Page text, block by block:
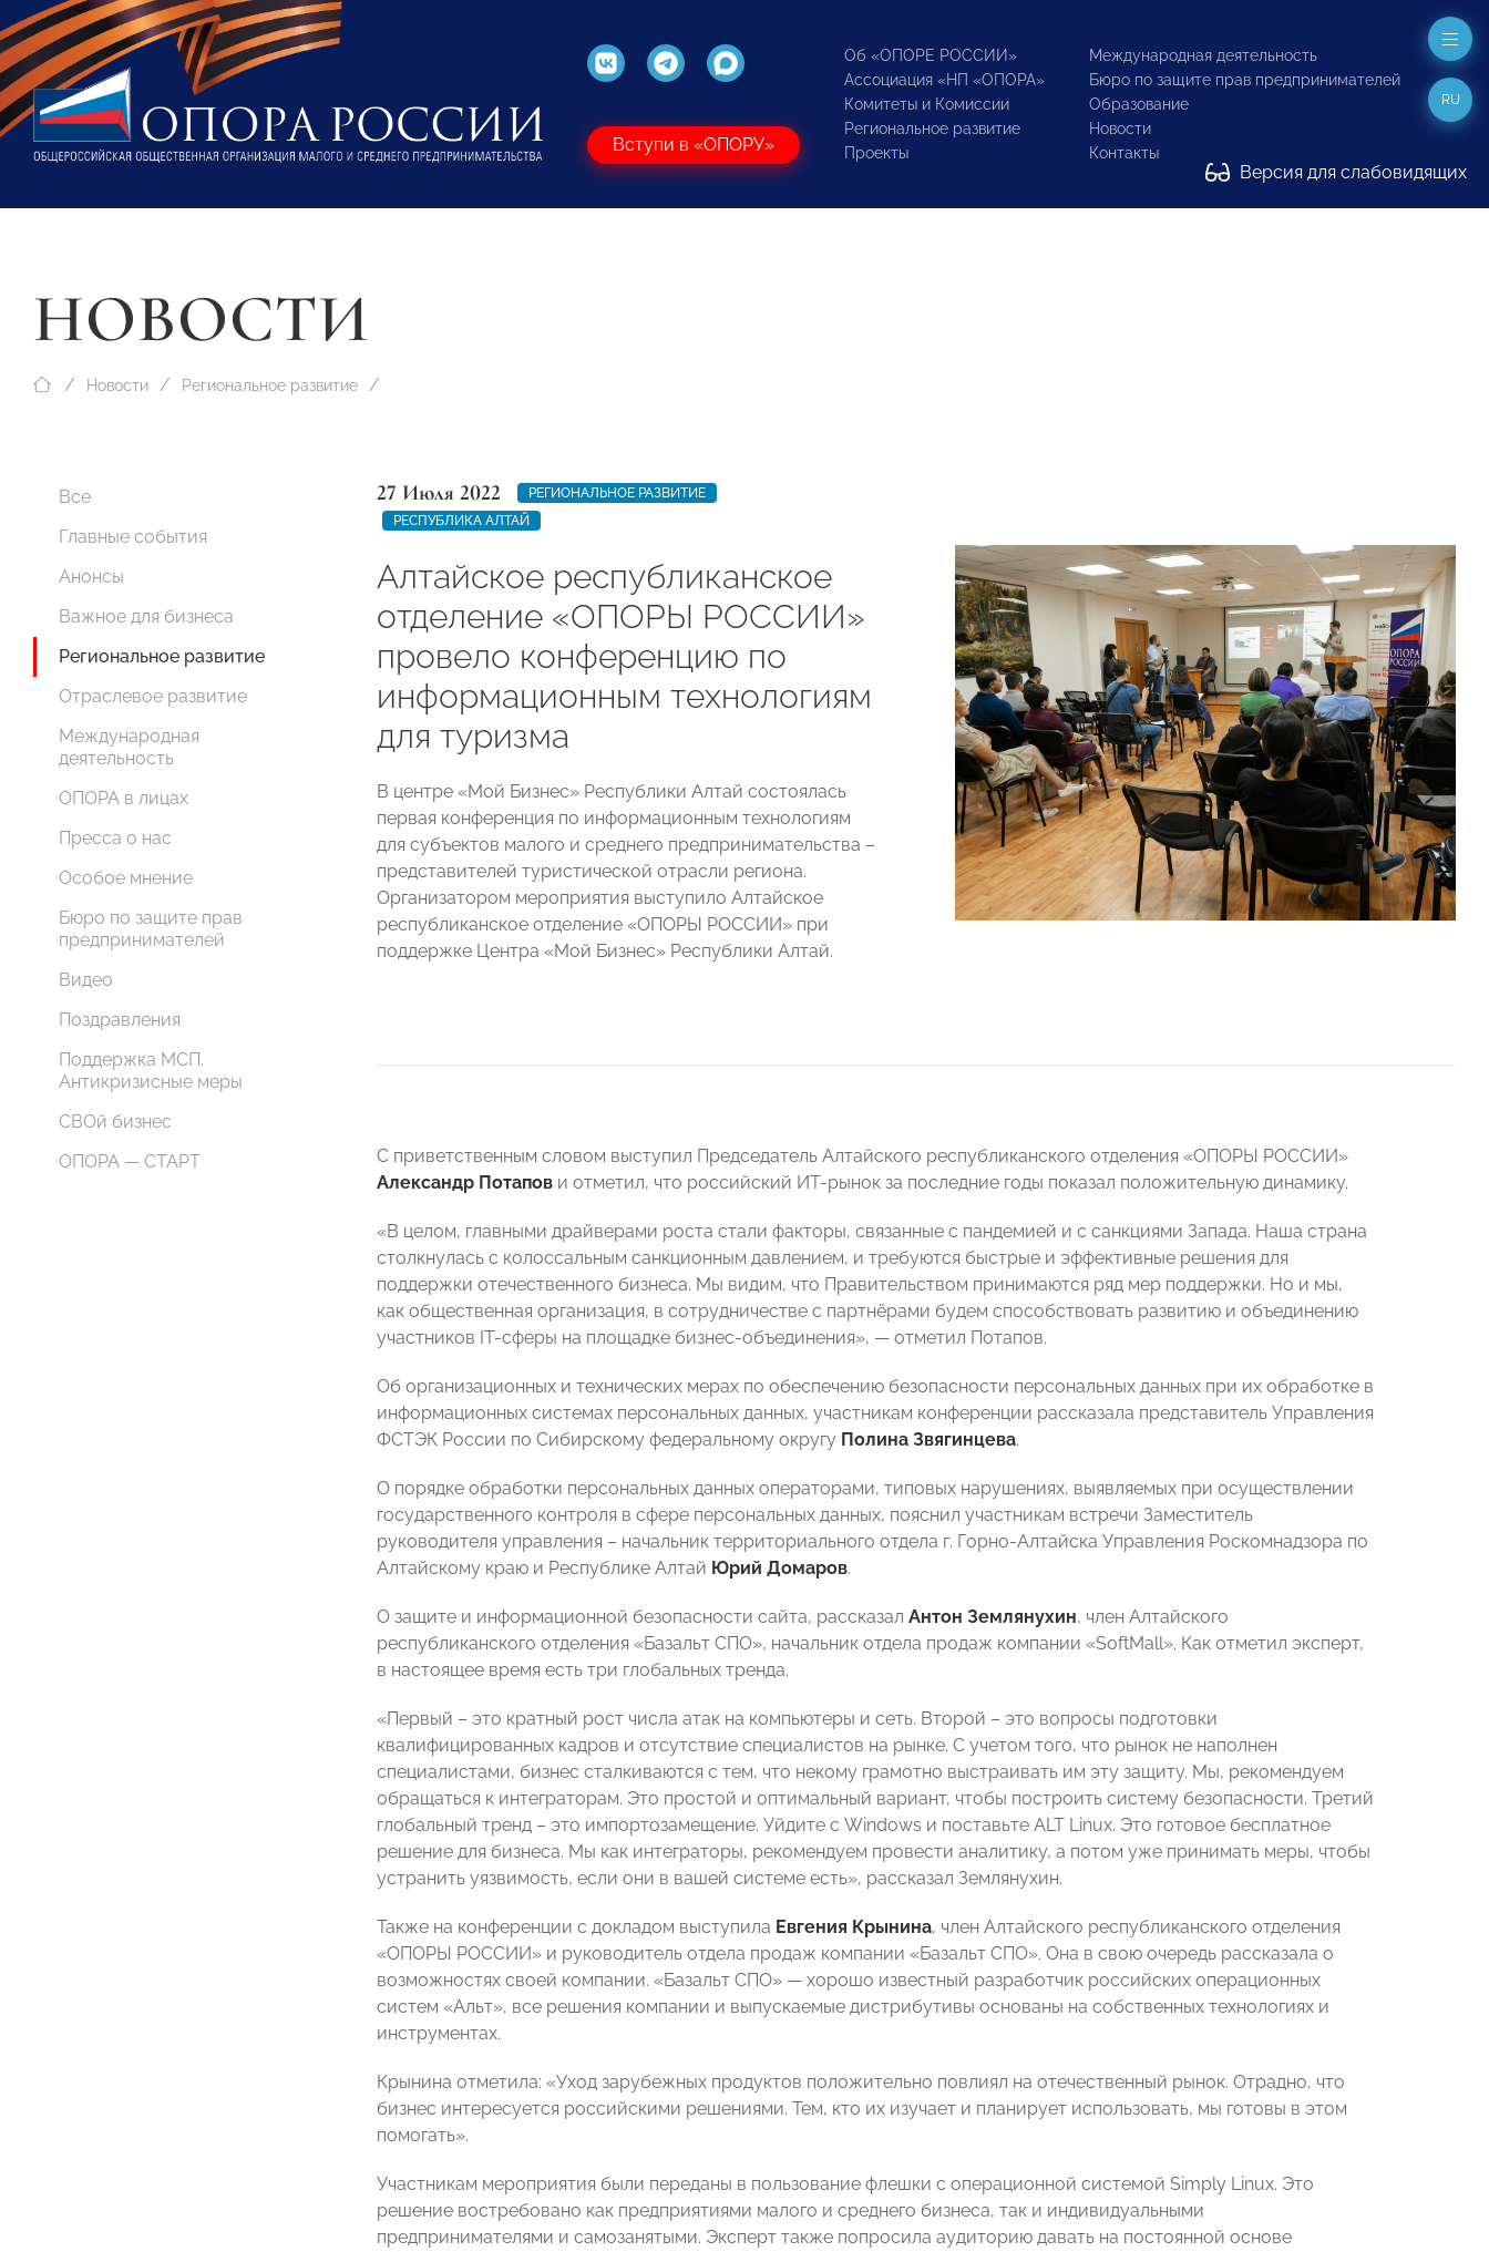
Вступи в «ОПОРУ»
Об «ОПОРЕ РОССИИ»
Ассоциация «НП «ОПОРА»
Комитеты и Комиссии
Региональное развитие
Проекты
Международная деятельность
Бюро по защите прав предпринимателей
Образование
Новости
Контакты
Версия для слабовидящих
RU
НОВОСТИ
Новости Региональное развитие
Все
Главные события
Анонсы
Важное для бизнеса
Региональное развитие
Отраслевое развитие
Международная
деятельность
ОПОРА в лицах
Пресса о нас
Особое мнение
Бюро по защите прав
предпринимателей
Видео
Поздравления
Поддержка МСП.
Антикризисные меры
СВОй бизнес
ОПОРА — СТАРТ
27 Июля 2022
РЕГИОНАЛЬНОЕ РАЗВИТИЕ
РЕСПУБЛИКА АЛТАЙ
Алтайское республиканское
отделение «ОПОРЫ РОССИИ»
провело конференцию по
информационным технологиям
для туризма
В центре «Мой Бизнес» Республики Алтай состоялась
первая конференция по информационным технологиям
для субъектов малого и среднего предпринимательства –
представителей туристической отрасли региона.
Организатором мероприятия выступило Алтайское
республиканское отделение «ОПОРЫ РОССИИ» при
поддержке Центра «Мой Бизнес» Республики Алтай.
С приветственным словом выступил Председатель Алтайского республиканского отделения «ОПОРЫ РОССИИ»
Александр Потапов и отметил, что российский ИТ-рынок за последние годы показал положительную динамику.
«В целом, главными драйверами роста стали факторы, связанные с пандемией и с санкциями Запада. Наша страна
столкнулась с колоссальным санкционным давлением, и требуются быстрые и эффективные решения для
поддержки отечественного бизнеса. Мы видим, что Правительством принимаются ряд мер поддержки. Но и мы,
как общественная организация, в сотрудничестве с партнёрами будем способствовать развитию и объединению
участников IT-сферы на площадке бизнес-объединения», — отметил Потапов.
Об организационных и технических мерах по обеспечению безопасности персональных данных при их обработке в
информационных системах персональных данных, участникам конференции рассказала представитель Управления
ФСТЭК России по Сибирскому федеральному округу Полина Звягинцева.
О порядке обработки персональных данных операторами, типовых нарушениях, выявляемых при осуществлении
государственного контроля в сфере персональных данных, пояснил участникам встречи Заместитель
руководителя управления – начальник территориального отдела г. Горно-Алтайска Управления Роскомнадзора по
Алтайскому краю и Республике Алтай Юрий Домаров.
О защите и информационной безопасности сайта, рассказал Антон Землянухин, член Алтайского
республиканского отделения «Базальт СПО», начальник отдела продаж компании «SoftMall». Как отметил эксперт,
в настоящее время есть три глобальных тренда.
«Первый – это кратный рост числа атак на компьютеры и сеть. Второй – это вопросы подготовки
квалифицированных кадров и отсутствие специалистов на рынке. С учетом того, что рынок не наполнен
специалистами, бизнес сталкиваются с тем, что некому грамотно выстраивать им эту защиту. Мы, рекомендуем
обращаться к интеграторам. Это простой и оптимальный вариант, чтобы построить систему безопасности. Третий
глобальный тренд – это импортозамещение. Уйдите с Windows и поставьте ALT Linux. Это готовое бесплатное
решение для бизнеса. Мы как интеграторы, рекомендуем провести аналитику, а потом уже принимать меры, чтобы
устранить уязвимость, если они в вашей системе есть», рассказал Землянухин.
Также на конференции с докладом выступила Евгения Крынина, член Алтайского республиканского отделения
«ОПОРЫ РОССИИ» и руководитель отдела продаж компании «Базальт СПО». Она в свою очередь рассказала о
возможностях своей компании. «Базальт СПО» — хорошо известный разработчик российских операционных
систем «Альт», все решения компании и выпускаемые дистрибутивы основаны на собственных технологиях и
инструментах.
Крынина отметила: «Уход зарубежных продуктов положительно повлиял на отечественный рынок. Отрадно, что
бизнес интересуется российскими решениями. Тем, кто их изучает и планирует использовать, мы готовы в этом
помогать».
Участникам мероприятия были переданы в пользование флешки с операционной системой Simply Linux. Это
решение востребовано как предприятиями малого и среднего бизнеса, так и индивидуальными
предпринимателями и самозанятыми. Эксперт также попросила аудиторию давать на постоянной основе